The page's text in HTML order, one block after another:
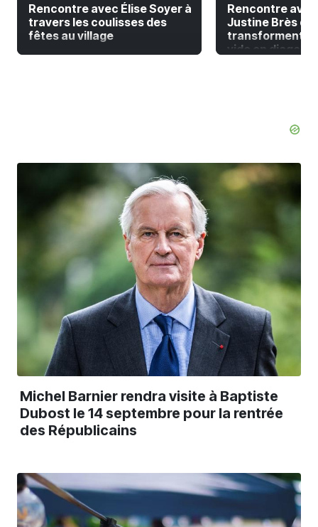
Rencontre avec Élise Soyer à
travers les coulisses des
fêtes au village
Rencontre
Justine Brès qui
transforment la
vide en
Michel Barnier rendra visite à Baptiste
Dubost le 14 septembre pour la rentrée
des Républicains